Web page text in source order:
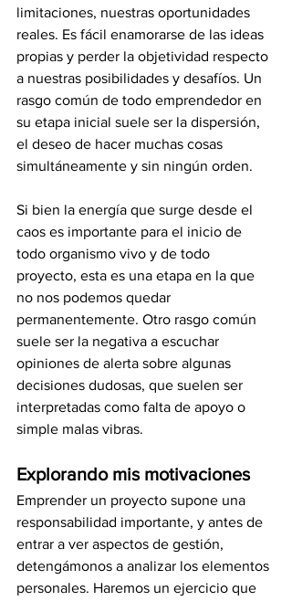
limitaciones, nuestras oportunidades
reales. Es fácil enamorarse de las ideas
propias y perder la objetividad respecto
a nuestras posibilidades y desafíos. Un
rasgo común de todo emprendedor en
su etapa inicial suele ser la dispersión,
el deseo de hacer muchas cosas
simultáneamente y sin ningún orden.
Si bien la energía que surge desde el
caos es importante para el inicio de
todo organismo vivo y de todo
proyecto, esta es una etapa en la que
no nos podemos quedar
permanentemente. Otro rasgo común
suele ser la negativa a escuchar
opiniones de alerta sobre algunas
decisiones dudosas, que suelen ser
interpretadas como falta de apoyo o
simple malas vibras.
Explorando mis motivaciones
Emprender un proyecto supone una
responsabilidad importante, y antes de
entrar a ver aspectos de gestión,
detengámonos a analizar los elementos
personales. Haremos un ejercicio que